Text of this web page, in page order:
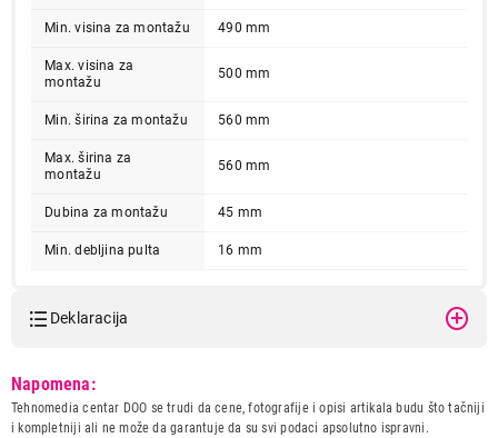
Min. visina za montažu 490 mm
Max. visina za
montažu
500 mm
Min. širina za montažu 560 mm
Max. širina za
montažu
560 mm
Dubina za montažu 45 mm
Min. debljina pulta 16 mm
Deklaracija
Naziv i vrsta robe:
UGRADNA PLOCA
Uvoznik:
BSH KUCNI APARATI D.O.O.
Napomena:
Tehnomedia centar DOO se trudi da cene, fotografije i opisi artikala budu što tačniji
i kompletniji ali ne može da garantuje da su svi podaci apsolutno ispravni.